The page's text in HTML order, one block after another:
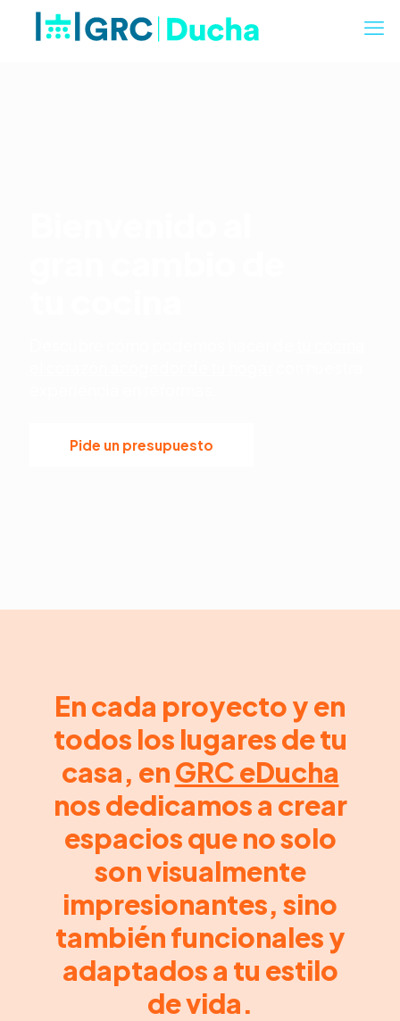
Pide un presupuesto
En cada proyecto y en
todos los lugares de tu
casa, enGRC eDucha
nos dedicamos a crear
espacios que no solo
son visualmente
impresionantes, sino
también funcionales y
adaptados a tu estilo
de vida.